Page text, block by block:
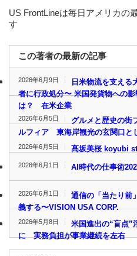
US FrontLineは毎日アメリカの
す
この著者の最新の記事
2026年6月9日
日米物流を支える
者に行政処分〜 米国発貨物への影
は？ 在米企業
2026年6月5日
グルメと歴史の街
ルフィア 東海岸観光の玄関口と
2026年6月5日 髙坂美桜 koyubi
2026年6月1日 AI時代の仕事術
2026年6月1日
通信の「当たり前
義する〜VISION USA CORP.
2026年5月8日
米国進出の“盲点”
に 実務負担が事業継続を左右